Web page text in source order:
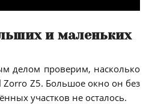
и маленьких
делом проверим, насколько
Zorro Z5. Большое окно он без
участков не осталось.